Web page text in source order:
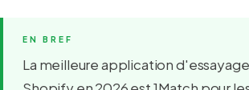
La meilleure application